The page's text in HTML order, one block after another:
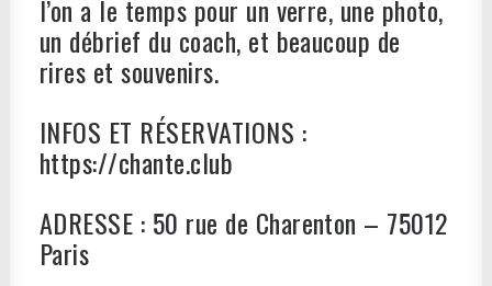
l’on a le temps pour un verre, une photo,
un débrief du coach, et beaucoup de
rires et souvenirs.
INFOS ET RÉSERVATIONS :
https://chante.club
ADRESSE : 50 rue de Charenton – 75012
Paris